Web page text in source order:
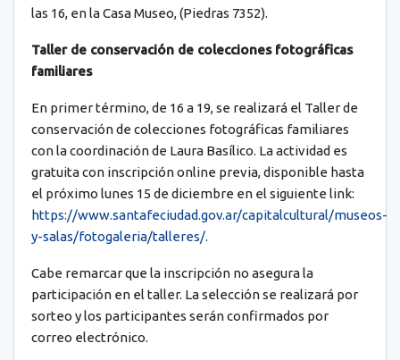
las 16, en la Casa Museo, (Piedras 7352).
Taller de conservación de colecciones fotográficas
familiares
En primer término, de 16 a 19, se realizará el Taller de
conservación de colecciones fotográficas familiares
con la coordinación de Laura Basílico. La actividad es
gratuita con inscripción online previa, disponible hasta
el próximo lunes 15 de diciembre en el siguiente link:
https://www.santafeciudad.gov.ar/capitalcultural/museos-
y-salas/fotogaleria/talleres/.
Cabe remarcar que la inscripción no asegura la
participación en el taller. La selección se realizará por
sorteo y los participantes serán confirmados por
correo electrónico.